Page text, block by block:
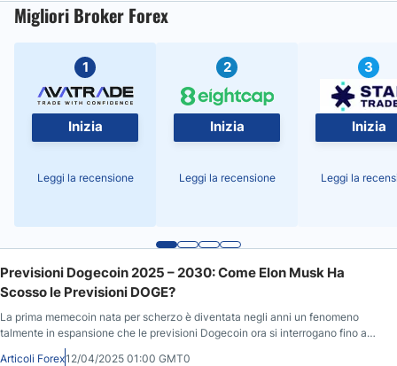
Migliori Broker Forex
1
Inizia
Leggi la recensione
2
Inizia
Leggi la recensione
3
Inizia
Leggi la
Previsioni Dogecoin 2025 – 2030: Come Elon Musk Ha
Scosso le Previsioni DOGE?
La prima memecoin nata per scherzo è diventata negli anni un fenomeno
talmente in espansione che le previsioni Dogecoin ora si interrogano fino a
dove potrebbe arrivare.
Articoli Forex12/04/2025 01:00 GMT0